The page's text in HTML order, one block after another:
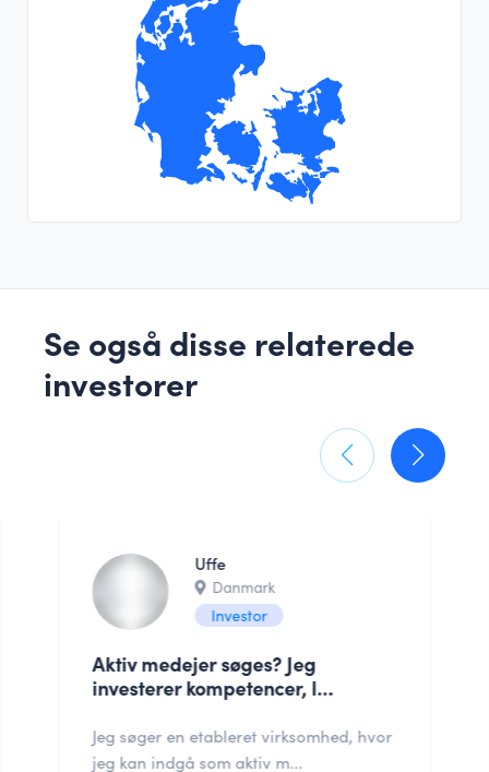
Se også disse relaterede
investorer
Uffe
Danmark
Investor
Aktiv medejer søges? Jeg
investerer kompetencer, l...
Jeg søger en etableret virksomhed, hvor
jeg kan indgå som aktiv m...